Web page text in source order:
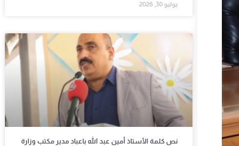
يوليو 30, 2026
نص كلمة الأستاذ أمين عبد الله باعباد مدير مكتب وزارة